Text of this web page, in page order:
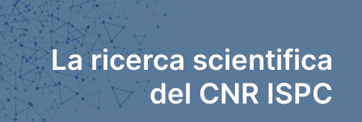
La ricerca scientifica
del CNR ISPC